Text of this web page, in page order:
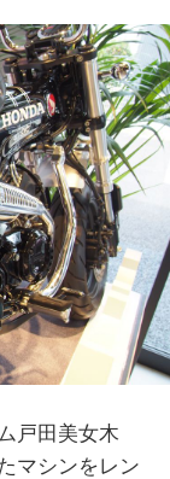
戸田美女木
マシンをレン